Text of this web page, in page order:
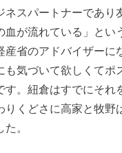
ネスパートナーであり
血が流れている」とい
産省のアドバイザーに
も気づいて欲しくてポ
す。紐倉はすでにそれ
りくどさに高家と牧野
。